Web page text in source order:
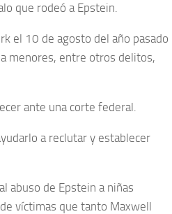
que rodeó a Epstein.
el 10 de agosto del año pasado
menores, entre otros delitos,
ante una corte federal.
a reclutar y establecer
abuso de Epstein a niñas
víctimas que tanto Maxwell